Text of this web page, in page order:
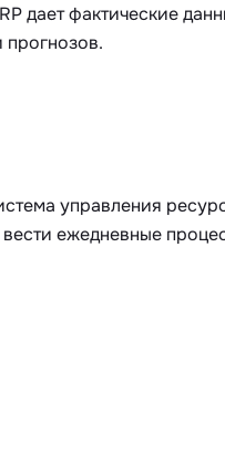
дает фактические
прогнозов.
управления
ежедневные